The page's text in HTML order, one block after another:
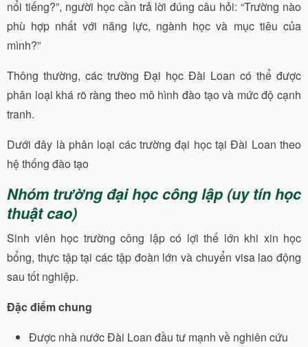
nổi tiếng?”, người học cần trả lời đúng câu hỏi: “Trường nào
phù hợp nhất với năng lực, ngành học và mục tiêu của
mình?”
Thông thường, các trường Đại học Đài Loan có thể được
phân loại khá rõ ràng theo mô hình đào tạo và mức độ cạnh
tranh.
Dưới đây là phân loại các trường đại học tại Đài Loan theo
hệ thống đào tạo
Nhóm trường đại học công lập (uy tín học
thuật cao)
Sinh viên học trường công lập có lợi thế lớn khi xin học
bổng, thực tập tại các tập đoàn lớn và chuyển visa lao động
sau tốt nghiệp.
Đặc điểm chung
Được nhà nước Đài Loan đầu tư mạnh về nghiên cứu